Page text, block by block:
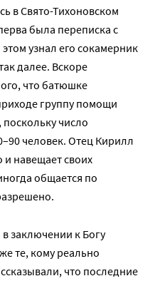
в Свято-Тихоновском
была переписка с
узнал его сокамерник
далее. Вскоре
что батюшке
группу помощи
число
человек. Отец Кирилл
и навещает своих
общается по
заключении к Богу
те, кому реально
что последние